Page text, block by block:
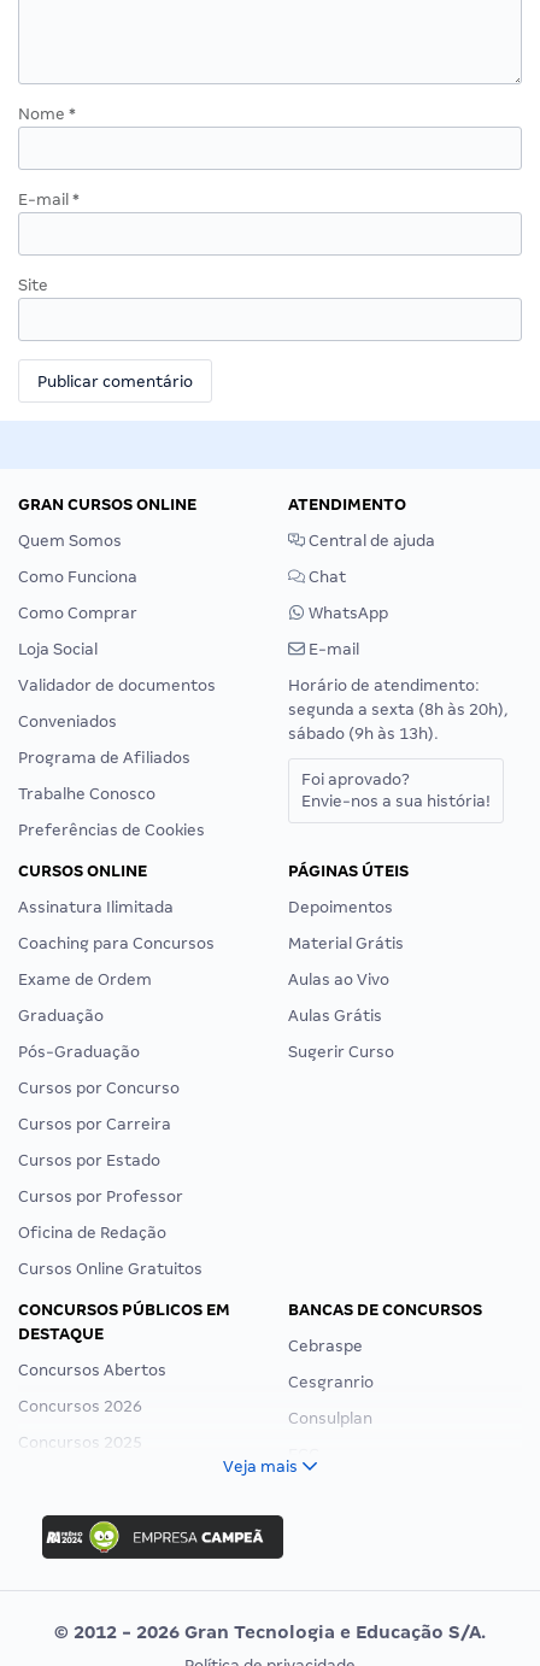
Nome *
E-mail *
Site
GRAN CURSOS ONLINE
Quem Somos
Como Funciona
Como Comprar
Loja Social
Validador de documentos
Conveniados
Programa de Afiliados
Trabalhe Conosco
Preferências de Cookies
ATENDIMENTO
Central de ajuda
Chat
WhatsApp
E-mail
Horário de atendimento:
segunda a sexta (8h às 20h),
sábado (9h às 13h).
Foi aprovado?
Envie-nos a sua história!
CURSOS ONLINE
Assinatura Ilimitada
Coaching para Concursos
Exame de Ordem
Graduação
Pós-Graduação
Cursos por Concurso
Cursos por Carreira
Cursos por Estado
Cursos por Professor
Oficina de Redação
Cursos Online Gratuitos
PÁGINAS ÚTEIS
Depoimentos
Material Grátis
Aulas ao Vivo
Aulas Grátis
Sugerir Curso
CONCURSOS PÚBLICOS EM
DESTAQUE
Concursos Abertos
Concursos 2026
Concursos 2025
Concurso Ibama
Concurso MPU
Editais publicados
BANCAS DE CONCURSOS
Cebraspe
Cesgranrio
Consulplan
Vunesp
Veja mais
© 2012 - 2026 Gran Tecnologia e Educação S/A.